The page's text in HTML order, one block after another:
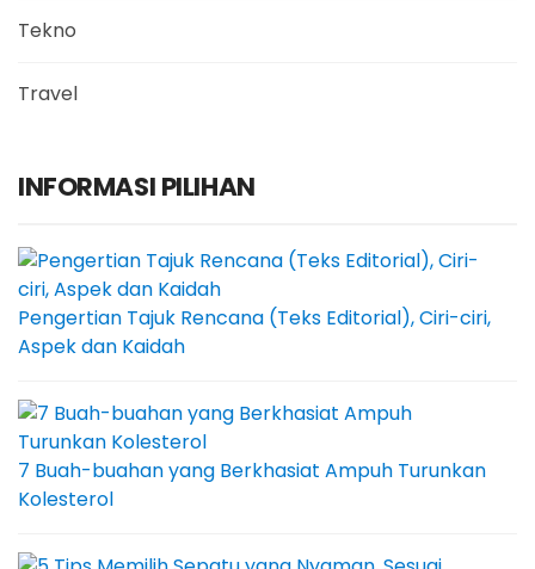
Tekno
Travel
INFORMASI PILIHAN
Pengertian Tajuk Rencana (Teks Editorial), Ciri-ciri,
Aspek dan Kaidah
7 Buah-buahan yang Berkhasiat Ampuh Turunkan
Kolesterol